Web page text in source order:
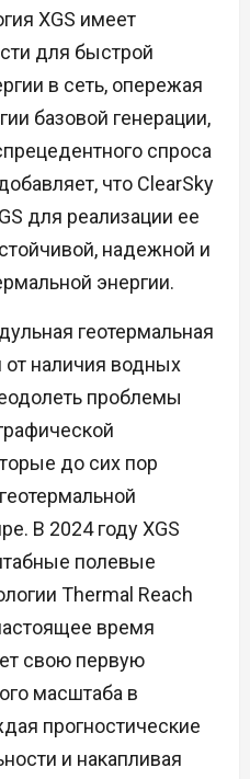
XGS имеет
для быстрой
в сеть, опережая
базовой генерации,
спроса
что ClearSky
для реализации ее
надежной и
энергии.
геотермальная
от наличия водных
проблемы
до сих пор
В 2024 году XGS
полевые
Thermal Reach
время
свою первую
масштаба в
прогностические
и накапливая